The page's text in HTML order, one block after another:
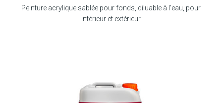
Peinture acrylique sablée pour fonds, diluable à l’eau, pour
intérieur et extérieur